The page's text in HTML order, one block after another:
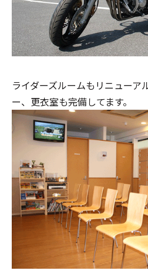
ライダーズルームもリニューア
ー、更衣室も完備してます。